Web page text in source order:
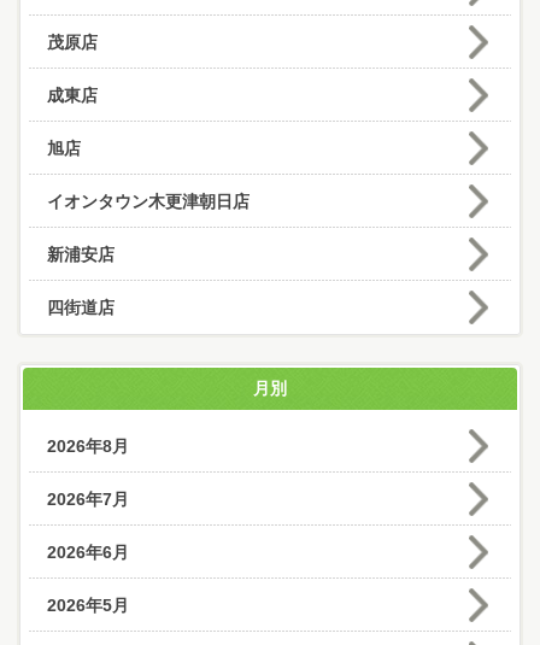
茂原店
成東店
旭店
イオンタウン木更津朝日店
新浦安店
四街道店
月別
2026年8月
2026年7月
2026年6月
2026年5月